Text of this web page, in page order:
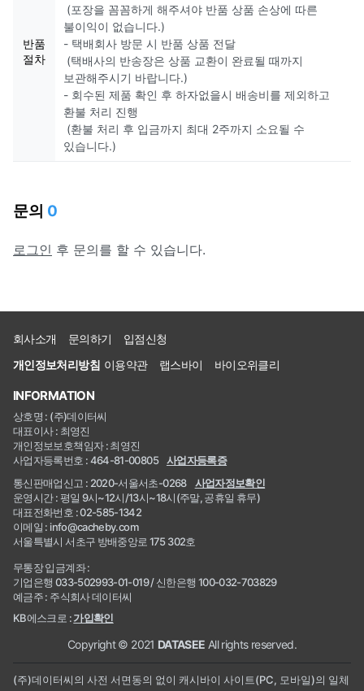
반품
절차
(포장을 꼼꼼하게 해주셔야 반품 상품 손상에 따른
불이익이 없습니다.)
- 택배회사 방문 시 반품 상품 전달
(택배사의 반송장은 상품 교환이 완료될 때까지
보관해주시기 바랍니다.)
- 회수된 제품 확인 후 하자없을시 배송비를 제외하고
환불 처리 진행
(환불 처리 후 입금까지 최대 2주까지 소요될 수
있습니다.)
문의 0
로그인 후 문의를 할 수 있습니다.
회사소개 문의하기
입점신청
개인정보처리방침 이용약관 랩스바이 바이오위클리
INFORMATION
상호명 : (주)데이터씨
대표이사 : 최영진
개인정보보호책임자 : 최영진
사업자등록번호 : 464-81-00805
사업자등록증
통신판매업신고 : 2020-서울서초-0268
사업자정보확인
운영시간 : 평일 9시~12시/13시~18시(주말, 공휴일 휴무)
대표전화번호 : 02-585-1342
이메일 : info@cacheby.com
서울특별시 서초구 방배중앙로 175 302호
무통장 입금계좌 :
기업은행 033-502993-01-019 / 신한은행 100-032-703829
예금주 : 주식회사 데이터씨
KB에스크로 :가입확인
Copyright © 2021 DATASEE All rights reserved.
(주)데이터씨의 사전 서면동의 없이 캐시바이 사이트(PC, 모바일)의 일체